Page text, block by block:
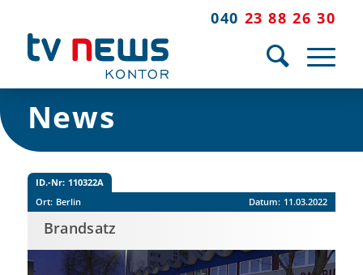
040 23 88 26 30
News
ID.-Nr: 110322A
Ort: Berlin Datum: 11.03.2022
Brandsatz